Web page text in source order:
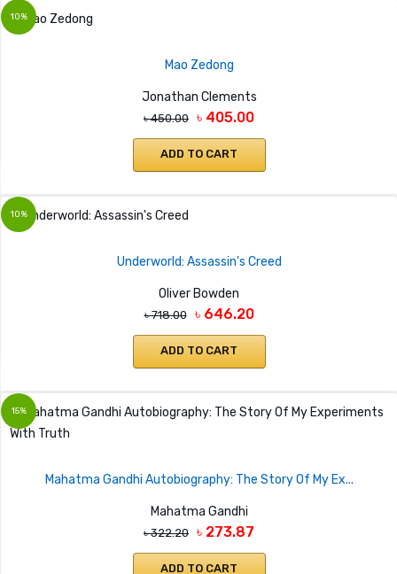
10%
Mao Zedong
Jonathan Clements
৳ 450.00 ৳ 405.00
ADD TO CART
10%
Underworld: Assassin's Creed
Oliver Bowden
৳ 718.00 ৳ 646.20
ADD TO CART
15%
Mahatma Gandhi Autobiography: The Story Of My Ex...
Mahatma Gandhi
৳ 322.20 ৳ 273.87
ADD TO CART